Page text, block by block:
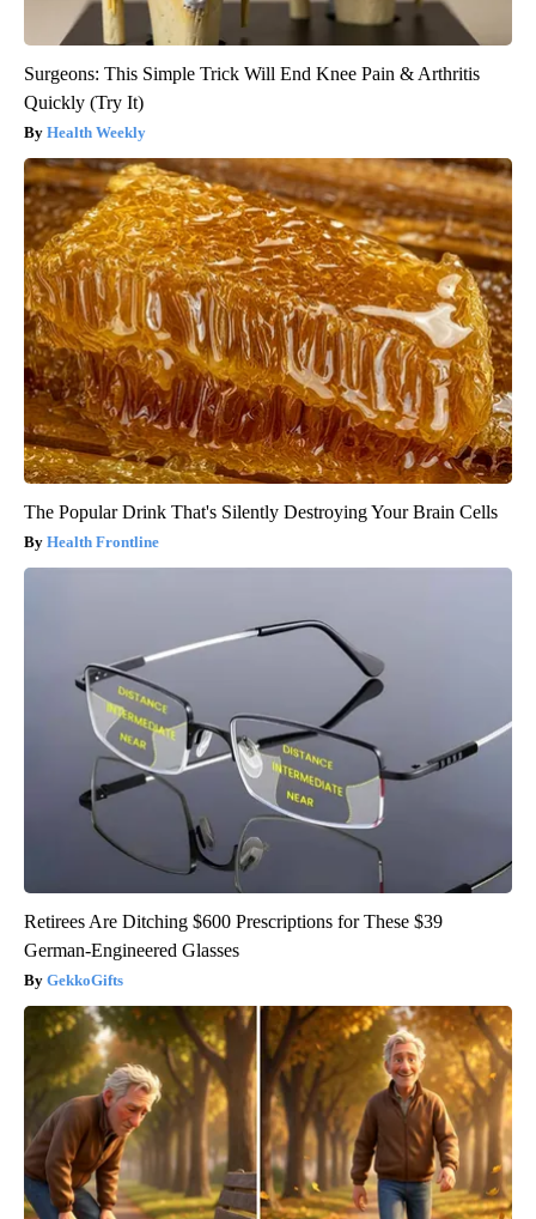
Surgeons: This Simple Trick Will End Knee Pain & Arthritis
Quickly (Try It)
Health Weekly
The Popular Drink That's Silently Destroying Your Brain Cells
Health Frontline
Retirees Are Ditching $600 Prescriptions for These $39
German-Engineered Glasses
GekkoGifts